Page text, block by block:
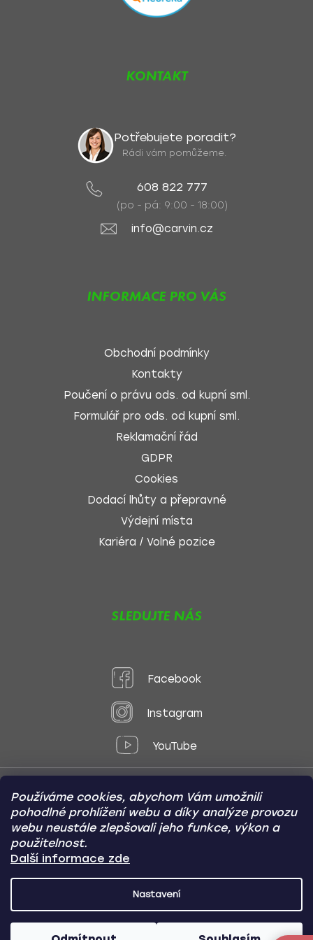
Používáme cookies, abychom Vám umožnili
pohodlné prohlížení webu a díky analýze provozu
webu neustále zlepšovali jeho funkce, výkon a
použitelnost.
Další informace zde
Nastavení
KONTAKT
Potřebujete poradit?
Rádi vám pomůžeme.
608 822 777
(po - pá: 9:00 - 18:00)
info@carvin.cz
INFORMACE PRO VÁS
Obchodní podmínky
Kontakty
Poučení o právu ods. od kupní sml.
Formulář pro ods. od kupní sml.
Reklamační řád
GDPR
Cookies
Dodací lhůty a přepravné
Výdejní místa
Kariéra / Volné pozice
SLEDUJTE NÁS
Facebook
Instagram
YouTube
Způsoby platby:
Online
Převod
Dobírka
Copyright (c) 2012 -2026 CARVIN AUTODOPLŇKY- Všechna